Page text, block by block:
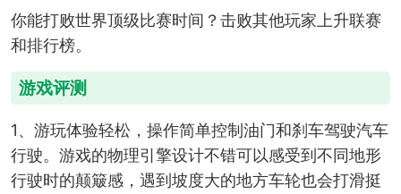
你能打败世界顶级比赛时间？击败其他玩家上升联赛
和排行榜。
游戏评测
1、游玩体验轻松，操作简单控制油门和刹车驾驶汽车
行驶。游戏的物理引擎设计不错可以感受到不同地形
行驶时的颠簸感，遇到坡度大的地方车轮也会打滑挺